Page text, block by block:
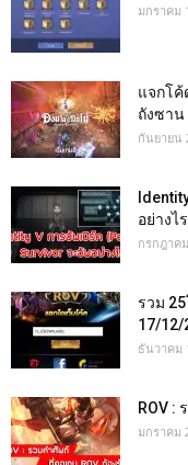
มกราคม
แจกโ
ถังซาน
กันยายน
อย่างไ
กรกฎาค
รวม
17/12/
ธันวาคม
ROV :
มกราคม